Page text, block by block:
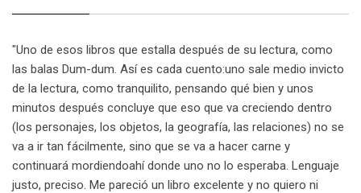
"Uno de esos libros que estalla después de su lectura, como
las balas Dum-dum. Así es cada cuento:uno sale medio invicto
de la lectura, como tranquilito, pensando qué bien y unos
minutos después concluye que eso que va creciendo dentro
(los personajes, los objetos, la geografía, las relaciones) no se
va a ir tan fácilmente, sino que se va a hacer carne y
continuará mordiendoahí donde uno no lo esperaba. Lenguaje
justo, preciso. Me pareció un libro excelente y no quiero ni